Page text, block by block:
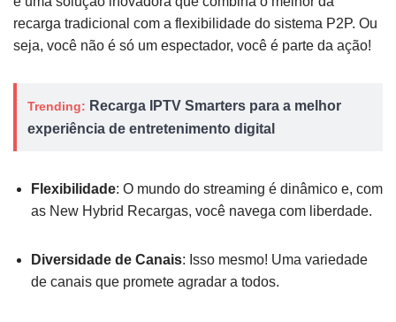
recarga tradicional com a flexibilidade do sistema P2P. Ou
seja, você não é só um espectador, você é parte da ação!
Trending: Recarga IPTV Smarters para a melhor
experiência de entretenimento digital
Flexibilidade: O mundo do streaming é dinâmico e, com
as New Hybrid Recargas, você navega com liberdade.
Diversidade de Canais: Isso mesmo! Uma variedade
de canais que promete agradar a todos.